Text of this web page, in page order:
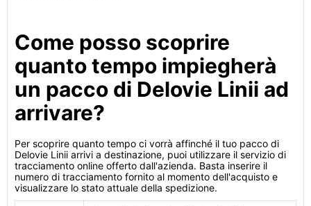
Come posso scoprire
quanto tempo impiegherà
un pacco di Delovie Linii ad
arrivare?
Per scoprire quanto tempo ci vorrà affinché il tuo pacco di
Delovie Linii arrivi a destinazione, puoi utilizzare il servizio di
tracciamento online offerto dall'azienda. Basta inserire il
numero di tracciamento fornito al momento dell'acquisto e
visualizzare lo stato attuale della spedizione.